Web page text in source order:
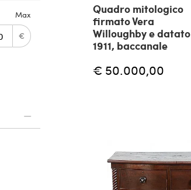
Max
€
Quadro mitologico
firmato Vera
Willoughby e datato
1911, baccanale
€ 50.000,00